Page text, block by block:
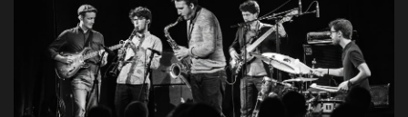
PRESSE
GALERIE